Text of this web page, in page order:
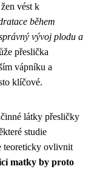
vést k
během
vývoj plodu a
přeslička
vápníku a
klíčové.
látky přesličky
studie
teoreticky ovlivnit
matky by proto